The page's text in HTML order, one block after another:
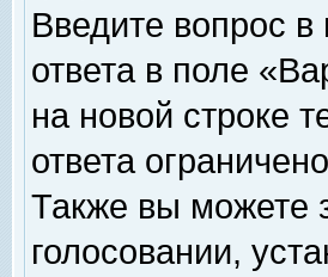
Введите вопрос
ответа в поле
на новой строке
ответа
Также вы можете
голосовании,